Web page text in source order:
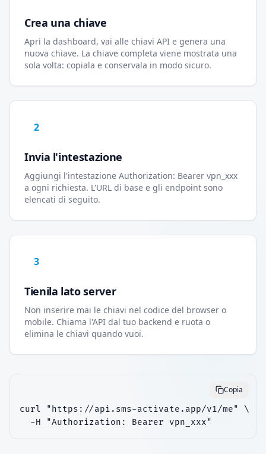
Crea una chiave
Apri la dashboard, vai alle chiavi API e genera una
nuova chiave. La chiave completa viene mostrata una
sola volta: copiala e conservala in modo sicuro.
2
Invia l'intestazione
Aggiungi l'intestazione Authorization: Bearer vpn_xxx
a ogni richiesta. L'URL di base e gli endpoint sono
elencati di seguito.
3
Tienila lato server
Non inserire mai le chiavi nel codice del browser o
mobile. Chiama l'API dal tuo backend e ruota o
elimina le chiavi quando vuoi.
Copia
curl "https://api.sms-activate.app/v1/me" \
  -H "Authorization: Bearer vpn_xxx"